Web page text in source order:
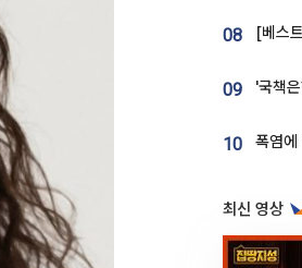
08
09
10
최신 영상